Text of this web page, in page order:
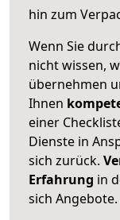
hin zum
Wenn Sie
nicht wissen,
übernehmen
Ihnen
einer
Dienste in
sich zurück.
Erfahrung in
sich Angebote.